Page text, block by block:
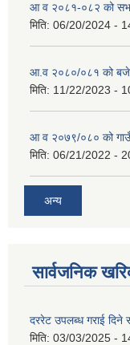
आ व २०८१-०८२ को सभा
मिति: 06/20/2024 -
आ.व २०८०/०८१ को
मिति: 11/22/2023 -
आ व २०७९/०८० को गाउँ
मिति: 06/21/2022 -
अन्य
सार्वजनिक
दररेट उपलब्ध गराई दिने
मिति: 03/03/2025 -